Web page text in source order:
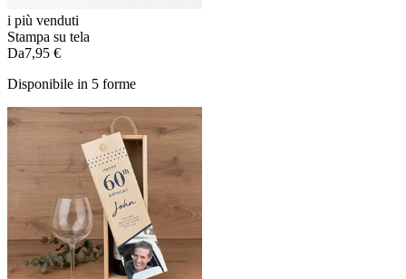
i più venduti
Stampa su tela
Da7,95 €
Disponibile in 5 forme